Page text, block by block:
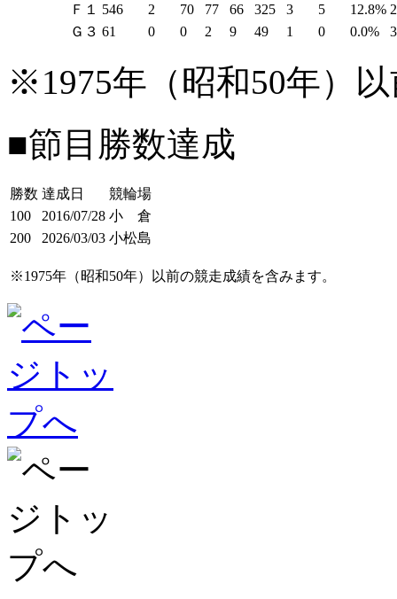
Ｆ１
546 2 70 77 66 325 3 5 12.8%
Ｇ３ 61 0 0 2 9 49 1 0 0.0%
※1975年（昭和50年）
■節目勝数達成
勝数 達成日
競輪場
100
2016/07/28 小 倉
200
2026/03/03 小松島
※1975年（昭和50年）以前の競走成績を含みます。